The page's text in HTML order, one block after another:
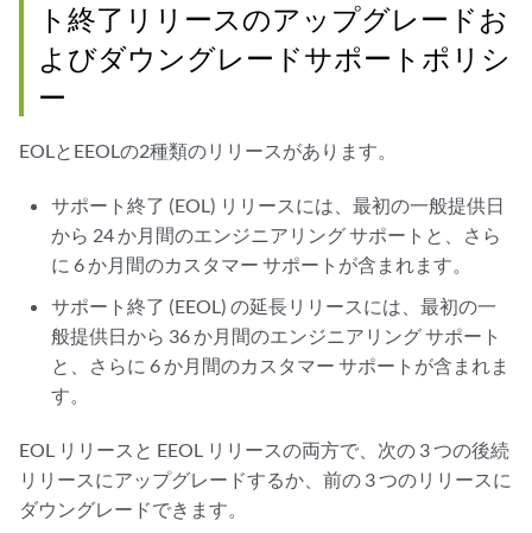
ト終了リリースのアップグレードお
よびダウングレードサポートポリシ
ー
EOLとEEOLの2種類のリリースがあります。
サポート終了 (EOL) リリースには、最初の一般提供日
から 24 か月間のエンジニアリング サポートと、さら
に 6 か月間のカスタマー サポートが含まれます。
サポート終了 (EEOL) の延長リリースには、最初の一
般提供日から 36 か月間のエンジニアリング サポート
と、さらに 6 か月間のカスタマー サポートが含まれま
す。
EOL リリースと EEOL リリースの両方で、次の 3 つの後続
リリースにアップグレードするか、前の 3 つのリリースに
ダウングレードできます。